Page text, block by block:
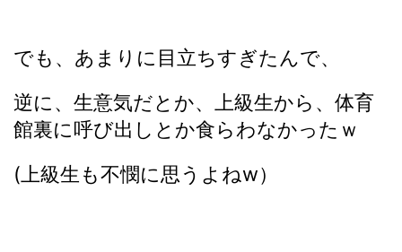
でも、あまりに目立ちすぎたんで、
逆に、生意気だとか、上級生から、体育
館裏に呼び出しとか食らわなかったｗ
(上級生も不憫に思うよねw）